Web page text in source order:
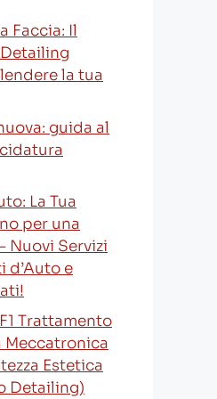
Faccia: Il
la tua
guida al
La Tua
per una
Nuovi Servizi
d’Auto e
Trattamento
Meccatronica
Estetica
Detailing)